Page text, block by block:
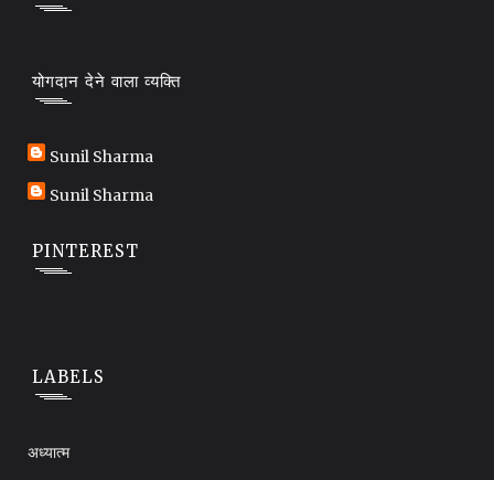
योगदान देने वाला व्यक्ति
Sunil Sharma
Sunil Sharma
PINTEREST
LABELS
अध्यात्म